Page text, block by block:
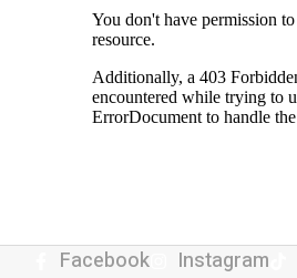
Facebook Instagram